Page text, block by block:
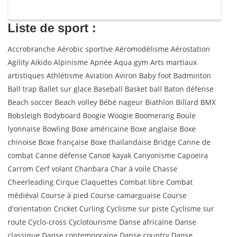
Liste de sport :
Accrobranche Aérobic sportive Aéromodélisme Aérostation
Agility Aikido Alpinisme Apnée Aqua gym Arts martiaux
artistiques Athlétisme Aviation Aviron Baby foot Badminton
Ball trap Ballet sur glace Baseball Basket ball Baton défense
Beach soccer Beach volley Bébé nageur Biathlon Billard BMX
Bobsleigh Bodyboard Boogie Woogie Boomerang Boule
lyonnaise Bowling Boxe américaine Boxe anglaise Boxe
chinoise Boxe française Boxe thaïlandaise Bridge Canne de
combat Canne défense Canoë kayak Canyonisme Capoeira
Carrom Cerf volant Chanbara Char à voile Chasse
Cheerleading Cirque Claquettes Combat libre Combat
médiéval Course à pied Course camarguaise Course
d'orientation Cricket Curling Cyclisme sur piste Cyclisme sur
route Cyclo-cross Cyclotourisme Danse africaine Danse